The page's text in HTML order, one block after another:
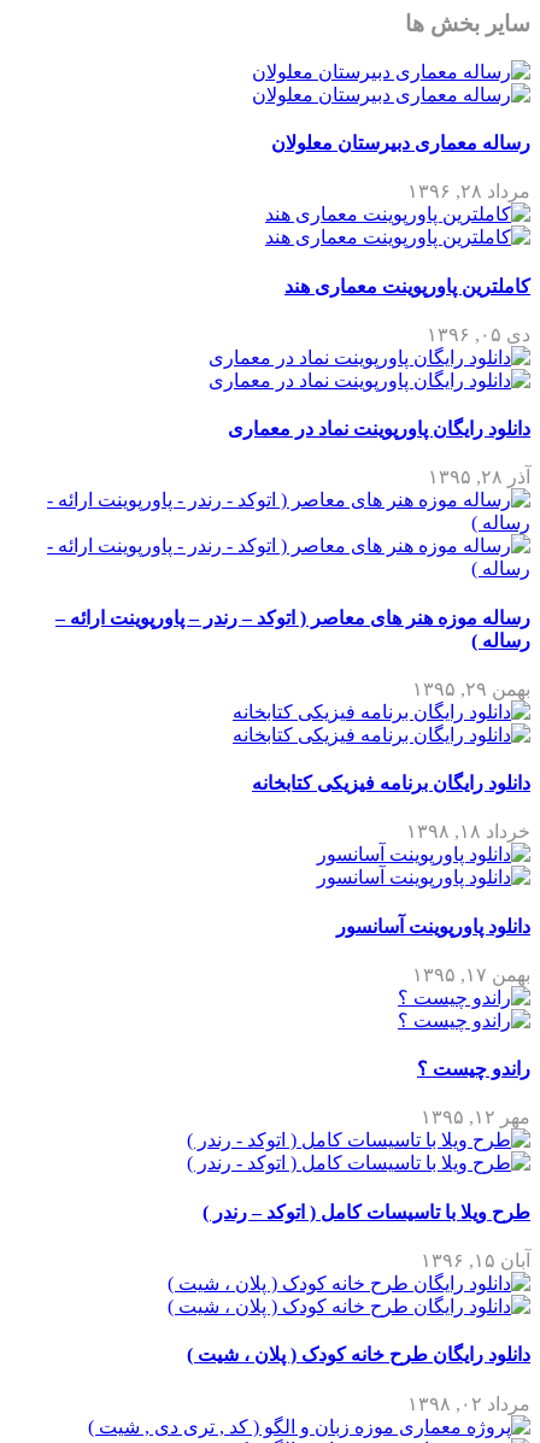
ها
دبیرستان معلولان
معماری هند
پاورپوینت نماد در معماری
هنر های معاصر ( اتوکد – رندر – پاورپوینت ارائه –
برنامه فیزیکی کتابخانه
آسانسور
؟
تاسیسات کامل ( اتوکد – رندر )
طرح خانه کودک ( پلان ، شیت )